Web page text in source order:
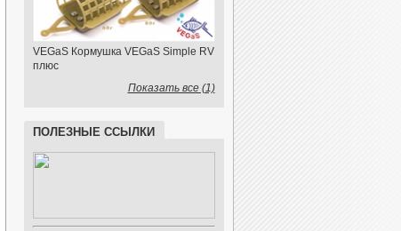
VEGaS Кормушка VEGaS Simple RV
плюс
Показать все (1)
ПОЛЕЗНЫЕ ССЫЛКИ